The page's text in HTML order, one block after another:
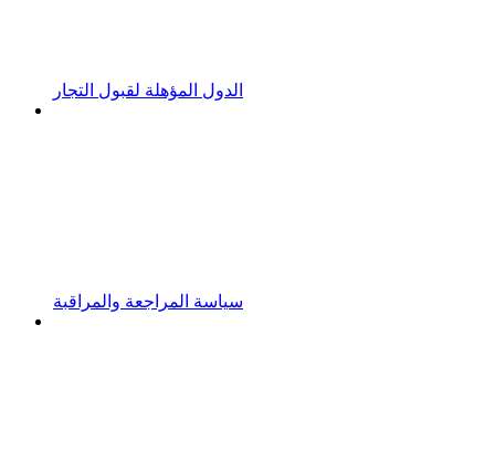
الدول المؤهلة لقبول التجار
سياسة المراجعة والمراقبة